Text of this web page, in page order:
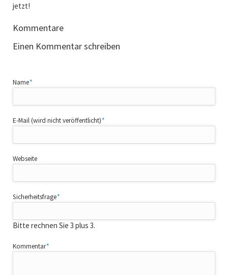
jetzt!
Kommentare
Einen Kommentar schreiben
Pflichtfeld
Name*
Pflichtfeld
E-Mail (wird nicht veröffentlicht)*
Webseite
Pflichtfeld
Sicherheitsfrage*
Bitte rechnen Sie 3 plus 3.
Pflichtfeld
Kommentar*